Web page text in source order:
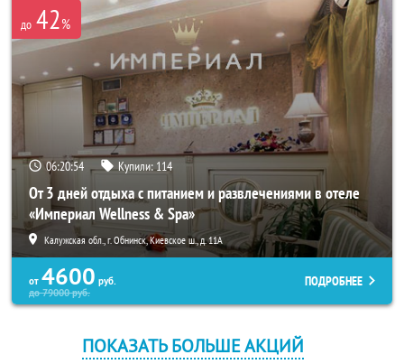
до 42%
06:20:54 Купили:114
От 3 дней отдыха с питанием и развлечениями в отеле
«Империал Wellness & Spa»
Калужская обл., г. Обнинск, Киевское ш., д. 11А
от 4600 руб.
до79000руб.
ПОДРОБНЕЕ
ПОКАЗАТЬ БОЛЬШЕ АКЦИЙ